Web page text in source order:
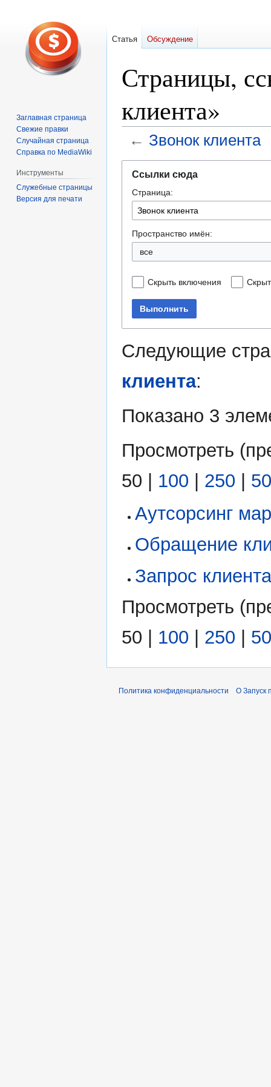
Страницы,
клиента»
← Звонок клиента
навигации
поиску
Ссылки сюда
Страница:
Пространство имён:
все
Скрыть включения
Выполнить
Следующие
клиента:
Показано 3
Просмотреть (
50 | 100 | 250 |
Аутсорсинг
Обращение
Запрос
Просмотреть (
50
100 250
Статья Обсуждение
Заглавная страница
Свежие правки
Случайная страница
Справка по MediaWiki
Инструменты
Служебные страницы
Версия для печати
Политика конфиденциальности О Запуск